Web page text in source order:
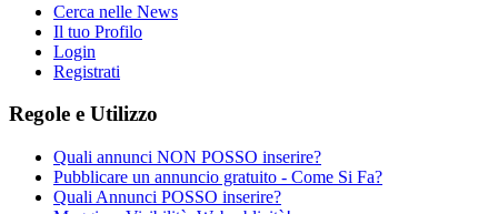
Cerca nelle News
Il tuo Profilo
Login
Registrati
Regole e Utilizzo
Quali annunci NON POSSO inserire?
Pubblicare un annuncio gratuito - Come Si Fa?
Quali Annunci POSSO inserire?